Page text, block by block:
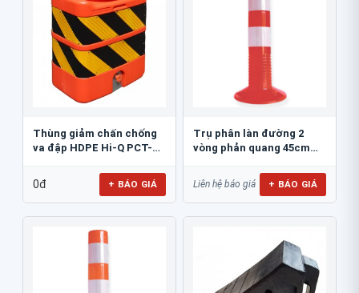
Thùng giảm chấn chống
va đập HDPE Hi-Q PCT-
0đ + BÁO GIÁ
Trụ phân làn đường 2
vòng phản quang 45cm
Liên hệ báo giá + BÁO GIÁ